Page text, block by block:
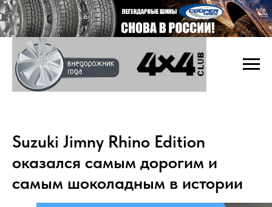
Suzuki Jimny Rhino Edition
оказался самым дорогим и
самым шоколадным в истории